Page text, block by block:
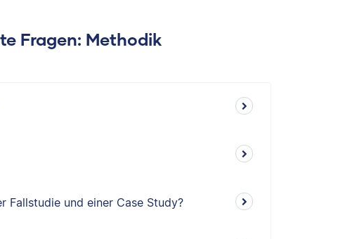
Fragen: Methodik
Fallstudie und einer Case Study?